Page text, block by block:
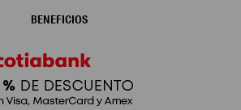
BENEFICIOS